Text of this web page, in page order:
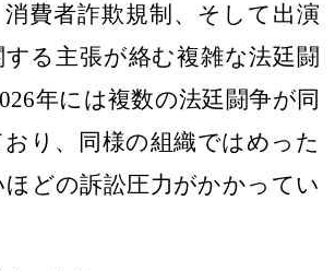
費者詐欺規制、そして出演
る主張が絡む複雑な法廷闘
年には複数の法廷闘争が同
り、同様の組織ではめった
どの訴訟圧力がかかってい